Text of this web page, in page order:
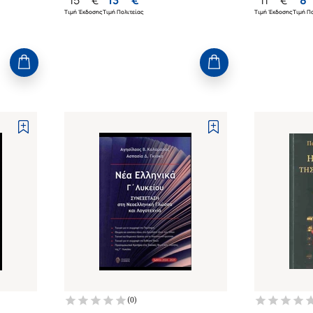
Τιμή ΈκδοσηςΤιμή Πολιτείας Τιμή ΈκδοσηςΤιμή
(0)